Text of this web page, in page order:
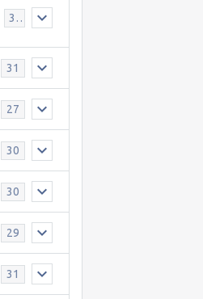
30
31
27
30
30
29
31